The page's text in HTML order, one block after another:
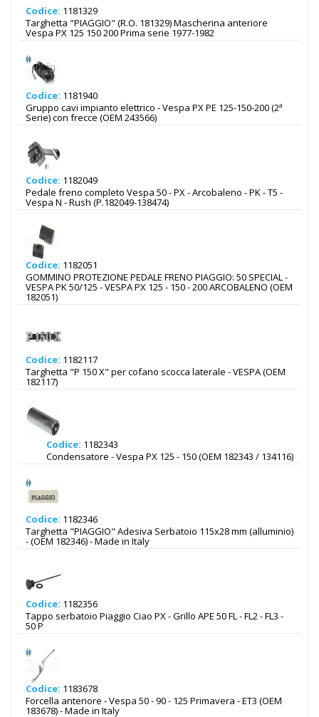
Codice: 1181329
Targhetta "PIAGGIO" (R.O. 181329) Mascherina anteriore
Vespa PX 125 150 200 Prima serie 1977-1982
Codice: 1181940
Gruppo cavi impianto elettrico - Vespa PX PE 125-150-200 (2ª
Serie) con frecce (OEM 243566)
Codice: 1182049
Pedale freno completo Vespa 50 - PX - Arcobaleno - PK - T5 -
Vespa N - Rush (P.182049-138474)
Codice: 1182051
GOMMINO PROTEZIONE PEDALE FRENO PIAGGIO: 50 SPECIAL -
VESPA PK 50/125 - VESPA PX 125 - 150 - 200 ARCOBALENO (OEM
182051)
Codice: 1182117
Targhetta "P 150 X" per cofano scocca laterale - VESPA (OEM
182117)
Codice: 1182343
Condensatore - Vespa PX 125 - 150 (OEM 182343 / 134116)
Codice: 1182346
Targhetta "PIAGGIO" Adesiva Serbatoio 115x28 mm (alluminio)
- (OEM 182346) - Made in Italy
Codice: 1182356
Tappo serbatoio Piaggio Ciao PX - Grillo APE 50 FL - FL2 - FL3 -
50 P
Codice: 1183678
Forcella anteriore - Vespa 50 - 90 - 125 Primavera - ET3 (OEM
183678) - Made in Italy